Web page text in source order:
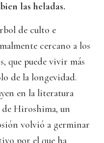
las heladas.
de culto e
cercano a los
que puede vivir más
de la longevidad.
en la literatura
Hiroshima, un
volvió a germinar